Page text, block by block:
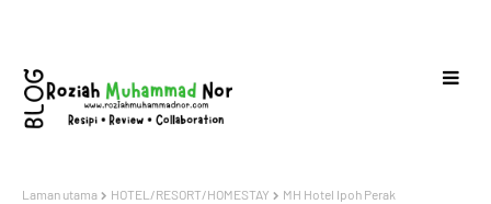
Laman utama HOTEL/RESORT/HOMESTAY MH Hotel Ipoh Perak